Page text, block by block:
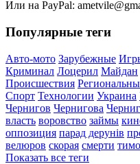
Или на PayPal:
Популярные теги
Авто-мото Зарубежные
Криминал Лоцерил Майдан
Происшествия
Спорт Технологии Украина
Чернигов Чернигова
власть воровство займы
оппозиция парад дерунів
велюров скорая смерти
Показать все теги